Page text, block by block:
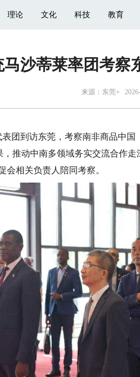
理论 文化 科技 教育
沙蒂莱率团考察
来源： 东莞+
到访东莞，考察南非商品中国
，推动中南多领域务实交流合作
会相关负责人陪同考察。